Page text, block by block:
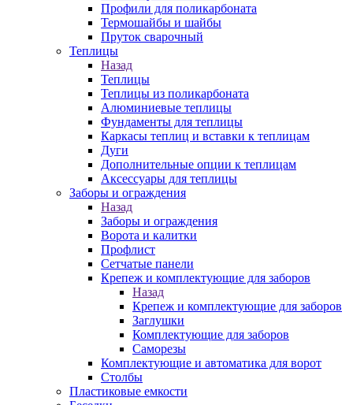
Профили для поликарбоната
Термошайбы и шайбы
Пруток сварочный
Теплицы
Назад
Теплицы
Теплицы из поликарбоната
Алюминиевые теплицы
Фундаменты для теплицы
Каркасы теплиц и вставки к теплицам
Дуги
Дополнительные опции к теплицам
Аксессуары для теплицы
Заборы и ограждения
Назад
Заборы и ограждения
Ворота и калитки
Профлист
Сетчатые панели
Крепеж и комплектующие для заборов
Назад
Крепеж и комплектующие для заборов
Заглушки
Комплектующие для заборов
Саморезы
Комплектующие и автоматика для ворот
Столбы
Пластиковые емкости